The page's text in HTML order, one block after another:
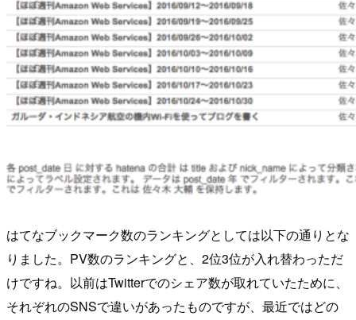
はてなブックマーク数のランキングとしては以下の通りとな
りました。PV数のランキングと、2位3位が入れ替わっただ
けですね。以前はTwitterでのシェア数が取れていたために、
それぞれのSNSで違いがあったものですが、最近ではどの